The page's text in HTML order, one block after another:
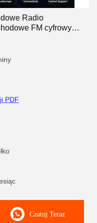
Radio
FM cyfrowy
PDF
Czatuj Teraz